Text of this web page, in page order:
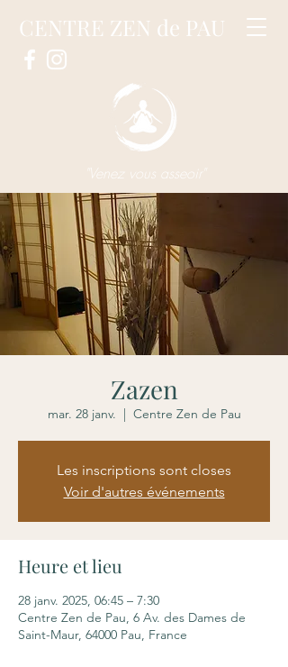
CENTRE ZEN de PAU
"Venez vous asseoir"
Zazen
mar. 28 janv.
  |
Centre Zen de Pau
Les inscriptions sont closes
Voir d'autres événements
Heure et lieu
28 janv. 2025, 06:45 – 7:30
Centre Zen de Pau, 6 Av. des Dames de
Saint-Maur, 64000 Pau, France